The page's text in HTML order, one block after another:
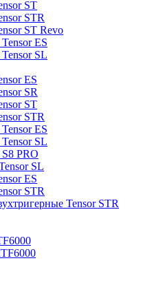
ST
STR
ST Revo
ES
SL
ES
SR
ST
STR
ES
SL
PRO
SL
ES
STR
Tensor STR